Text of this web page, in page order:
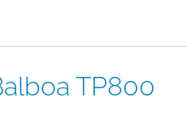
TP800